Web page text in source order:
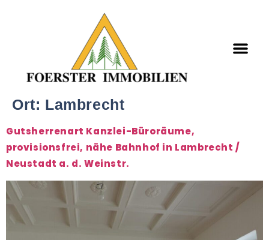
Ort: Lambrecht
Gutsherrenart Kanzlei-Büroräume,
provisionsfrei, nähe Bahnhof in Lambrecht /
Neustadt a. d. Weinstr.